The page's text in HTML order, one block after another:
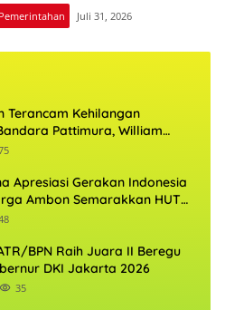
Juli 31, 2026
Terancam Kehilangan
Pattimura, William
Maskapai Utamakan Tenaga
Apresiasi Gerakan Indonesia
Ambon Semarakkan HUT
Maluku
BPN Raih Juara II Beregu
DKI Jakarta 2026
35